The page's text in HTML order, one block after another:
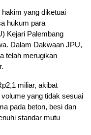
yang diketuai
hukum para
Kejari Palembang
Dalam Dakwaan JPU,
telah merugikan
miliar, akibat
yang tidak sesuai
pada beton, besi dan
standar mutu